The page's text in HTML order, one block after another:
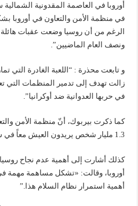
أوروبا في العاصمة المقدونية
في منظمة الأمن والتعاون في أوروبا
الرغم من أن روسيا وضعت عقبات
ونصف العام الماضيين”.
و تابعت محذرة : “اللعبة الغادرة التي
زالت تهدف إلى تدمير المنظمات التي
في حربها العدوانية ضد أوكرانيا”.
كما ذكرت بيربوك، أنّ منظمة الأمن
1.3 مليار شخص يريدون العيش معاً في سلام وأمن وتنمية اقتصادية جيدة.
كذلك أشارت إلى أهمية عدم نجاح
أوروبا، وقالت: «تشكل مساهمة مهمة
أهمية استمرار نظام السلام هذا.”